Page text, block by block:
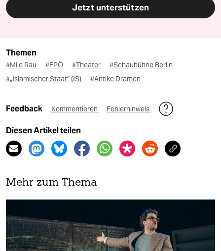
Jetzt unterstützen
Themen
#Milo Rau #FPÖ #Theater
#Schaubühne Berlin
#„Islamischer Staat“ (IS)
#Antike Dramen
Feedback Kommentieren Fehlerhinweis
Diesen Artikel teilen
Mehr zum Thema